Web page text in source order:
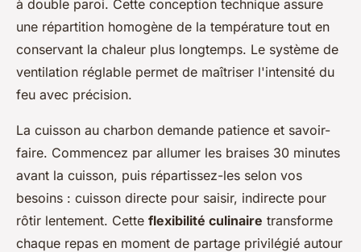
à double paroi. Cette conception technique assure
une répartition homogène de la température tout en
conservant la chaleur plus longtemps. Le système de
ventilation réglable permet de maîtriser l'intensité du
feu avec précision.
La cuisson au charbon demande patience et savoir-
faire. Commencez par allumer les braises 30 minutes
avant la cuisson, puis répartissez-les selon vos
besoins : cuisson directe pour saisir, indirecte pour
rôtir lentement. Cette flexibilité culinaire transforme
chaque repas en moment de partage privilégié autour